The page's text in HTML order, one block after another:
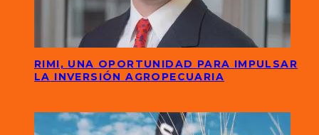
RIMI, UNA OPORTUNIDAD PARA IMPULSAR
LA INVERSIÓN AGROPECUARIA